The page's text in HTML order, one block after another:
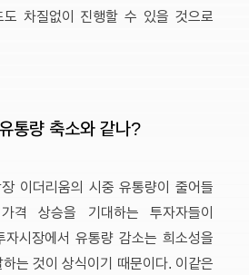
도 차질없이 진행할 수 있을 것으로
통량 축소와 같나?
이더리움의 시중 유통량이 줄어들
격 상승을 기대하는 투자자들이
자시장에서 유통량 감소는 희소성을
는 것이 상식이기 때문이다. 이같은